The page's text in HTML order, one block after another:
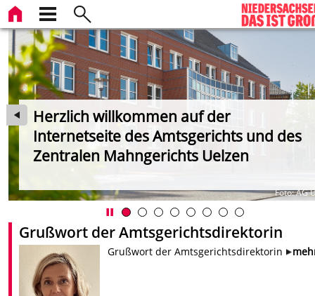
Herzlich willkommen auf der
Internetseite des Amtsgerichts und des
Zentralen Mahngerichts Uelzen
Foto: AG
Grußwort der Amtsgerichtsdirektorin
Grußwort der Amtsgerichtsdirektorin